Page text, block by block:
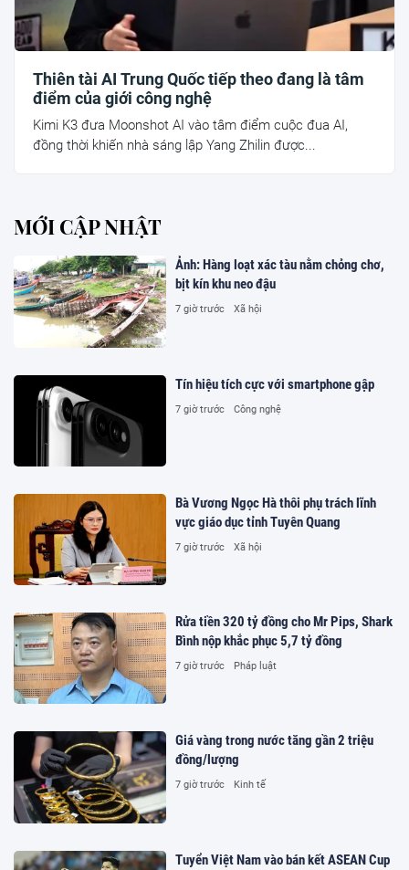
Thiên tài AI Trung Quốc tiếp theo đang là tâm
điểm của giới công nghệ
Kimi K3 đưa Moonshot AI vào tâm điểm cuộc đua AI,
đồng thời khiến nhà sáng lập Yang Zhilin được...
MỚI CẬP NHẬT
Ảnh: Hàng loạt xác tàu nằm chỏng chơ,
bịt kín khu neo đậu
7 giờ trước Xã hội
Tín hiệu tích cực với smartphone gập
7 giờ trước Công nghệ
Bà Vương Ngọc Hà thôi phụ trách lĩnh
vực giáo dục tỉnh Tuyên Quang
7 giờ trước Xã hội
Rửa tiền 320 tỷ đồng cho Mr Pips, Shark
Bình nộp khắc phục 5,7 tỷ đồng
7 giờ trước Pháp luật
Giá vàng trong nước tăng gần 2 triệu
đồng/lượng
7 giờ trước Kinh tế
Tuyển Việt Nam vào bán kết ASEAN Cup